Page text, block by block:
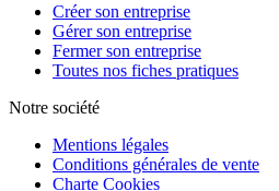
Créer son entreprise
Gérer son entreprise
Fermer son entreprise
Toutes nos fiches pratiques
Notre société
Mentions légales
Conditions générales de vente
Charte Cookies